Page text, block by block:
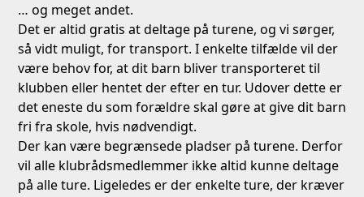
… og meget andet.
Det er altid gratis at deltage på turene, og vi sørger,
så vidt muligt, for transport. I enkelte tilfælde vil der
være behov for, at dit barn bliver transporteret til
klubben eller hentet der efter en tur. Udover dette er
det eneste du som forældre skal gøre at give dit barn
fri fra skole, hvis nødvendigt.
Der kan være begrænsede pladser på turene. Derfor
vil alle klubrådsmedlemmer ikke altid kunne deltage
på alle ture. Ligeledes er der enkelte ture, der kræver